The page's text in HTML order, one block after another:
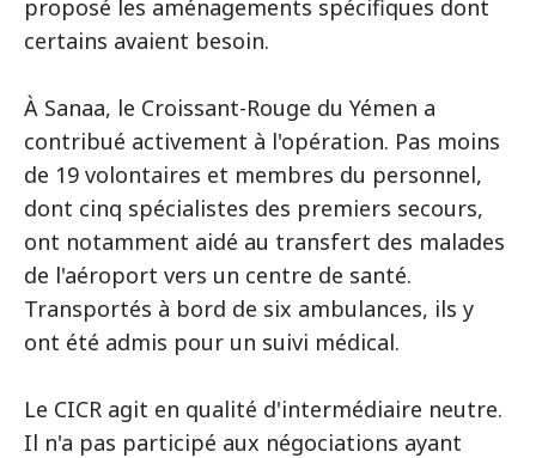
proposé les aménagements spécifiques dont
certains avaient besoin.
À Sanaa, le Croissant-Rouge du Yémen a
contribué activement à l'opération. Pas moins
de 19 volontaires et membres du personnel,
dont cinq spécialistes des premiers secours,
ont notamment aidé au transfert des malades
de l'aéroport vers un centre de santé.
Transportés à bord de six ambulances, ils y
ont été admis pour un suivi médical.
Le CICR agit en qualité d'intermédiaire neutre.
Il n'a pas participé aux négociations ayant